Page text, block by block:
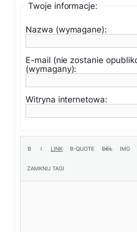
Twoje informacje:
Nazwa (wymagane):
E-mail (nie zostanie
(wymagany):
Witryna internetowa: